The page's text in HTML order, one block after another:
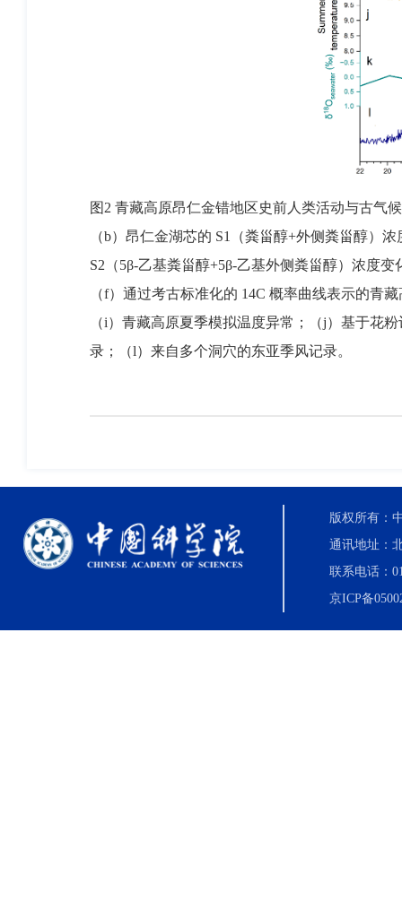
图2 青藏高原昂仁金错地区史前人类活动与古气
（b）昂仁金湖芯的 S1（粪甾醇+外侧粪甾醇）
S2（5β-乙基粪甾醇+5β-乙基外侧粪甾醇）浓度
（f）通过考古标准化的 14C 概率曲线表示的青
（i）青藏高原夏季模拟温度异常；（j）基于花
录；（l）来自多个洞穴的东亚季风记录。
版权所有：
通讯地址：
联系电话：
京ICP备